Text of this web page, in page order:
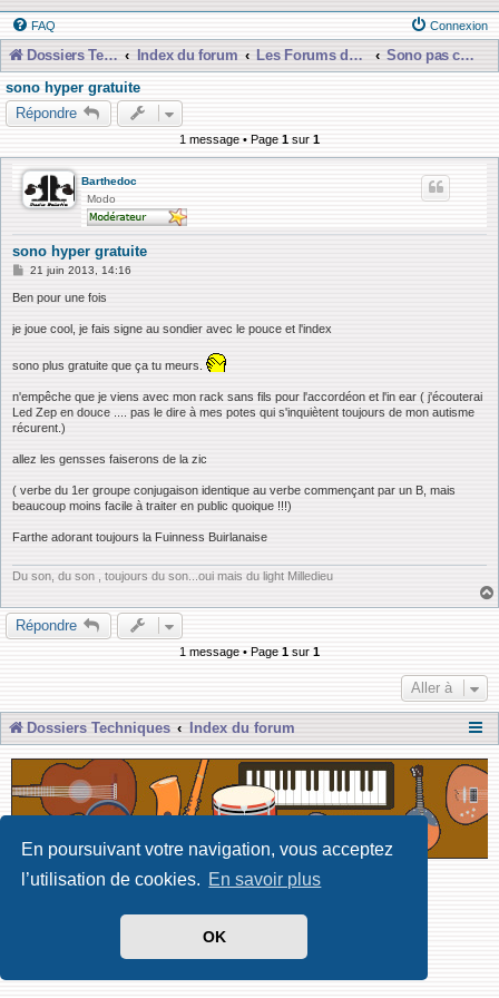
En poursuivant votre navigation, vous acceptez
l’utilisation de cookies. En savoir plus
OK
FAQ Connexion
Dossiers Techniques Index du forum Les Forums de Discussions
Sono pas chère et presque gratuiiit !!
sono hyper gratuite
Répondre
1 message • Page 1 sur 1
Barthedoc
Modo
sono hyper gratuite
M
s
a
g
21 juin 2013, 14:16
Ben pour une fois
je joue cool, je fais signe au sondier avec le pouce et l'index
sono plus gratuite que ça tu meurs.
n'empêche que je viens avec mon rack sans fils pour l'accordéon et l'in ear ( j'écouterai
Led Zep en douce .... pas le dire à mes potes qui s'inquiètent toujours de mon autisme
récurent.)
allez les gensses faiserons de la zic
( verbe du 1er groupe conjugaison identique au verbe commençant par un B, mais
beaucoup moins facile à traiter en public quoique !!!)
Farthe adorant toujours la Fuinness Buirlanaise
Du son, du son , toujours du son...oui mais du light Milledieu
Répondre
1 message • Page 1 sur 1
Aller à
Dossiers Techniques Index du forum
Développé par Forum Software © phpBB Limited